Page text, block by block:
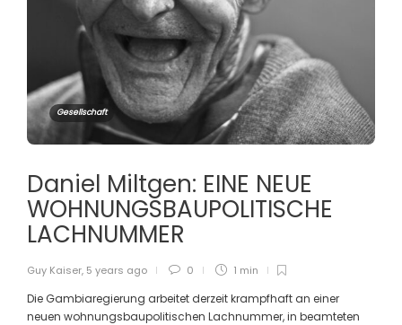
Gesellschaft
Daniel Miltgen: EINE NEUE
WOHNUNGSBAUPOLITISCHE
LACHNUMMER
Guy Kaiser, 5 years ago 0 1 min
Die Gambiaregierung arbeitet derzeit krampfhaft an einer
neuen wohnungsbaupolitischen Lachnummer, in beamteten